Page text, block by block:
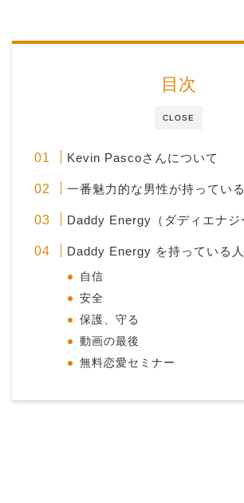
CLOSE
目次
Kevin Pascoさんについて
一番魅力的な男性が持ってい
Daddy Energy（ダディエナジ
Daddy Energy を持っている
自信
安全
保護、守る
動画の最後
無料恋愛セミナー